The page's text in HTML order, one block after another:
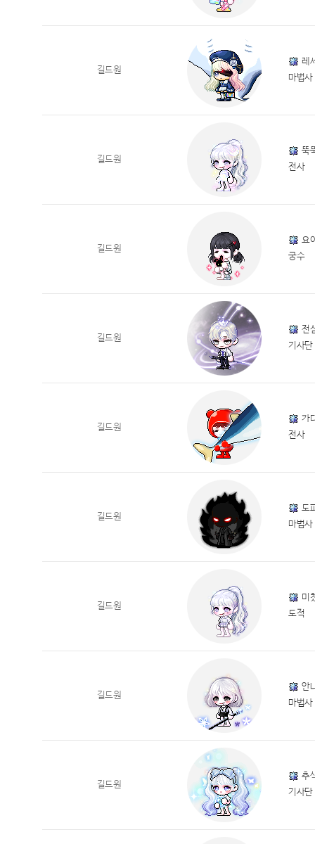
길드원
레
마법사
길드원
뚝
전사
길드원
요
궁수
길드원
전
기사단
길드원
가
전사
길드원
도
마법사
길드원
미
도적
길드원
안
마법사
길드원
추
기사단